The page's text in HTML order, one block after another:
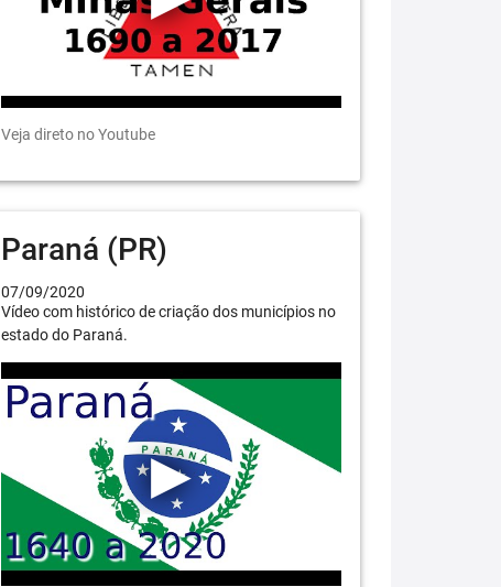
Veja direto no Youtube
Paraná (PR)
07/09/2020
Vídeo com histórico de criação dos municípios no
estado do Paraná.